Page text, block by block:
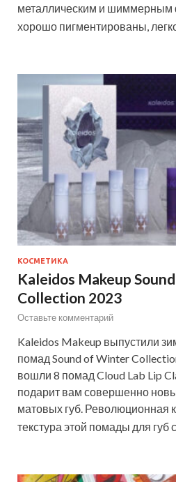
металлическим и шиммерным
хорошо пигментированы,
КОСМЕТИКА
Kaleidos Makeup
Collection 2023
Оставьте комментарий
Kaleidos Makeup выпустили
помад Sound of Winter
вошли 8 помад Cloud Lab Lip
подарит вам совершенно
матовых губ. Революционная
текстура этой помады для губ